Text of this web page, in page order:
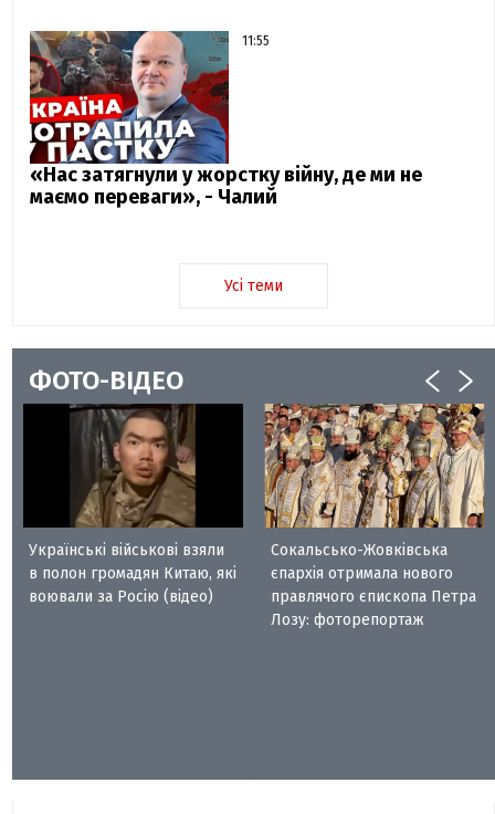
11:55
«Нас затягнули у жорстку війну, де ми не
маємо переваги», - Чалий
Усі теми
ФОТО-ВІДЕО
Українські військові взяли
в полон громадян Китаю, які
воювали за Росію (відео)
Сокальсько-Жовківська
єпархія отримала нового
правлячого єпископа Петра
Лозу: фоторепортаж